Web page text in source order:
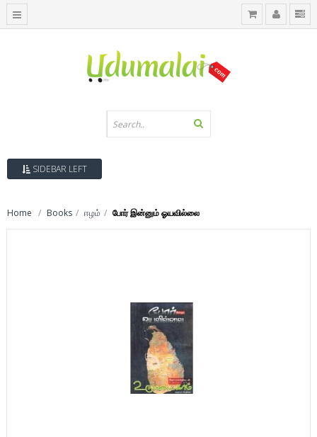
SIDEBAR LEFT
Home Books ஈழம் போர் இன்னும் ஓயவில்லை